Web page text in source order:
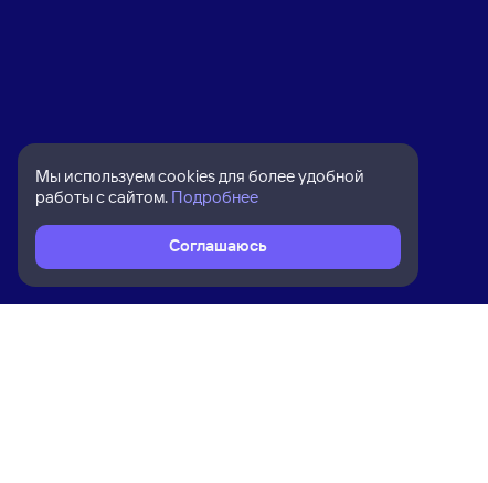
Мы используем cookies для более удобной
работы с сайтом. Подробнее
Соглашаюсь